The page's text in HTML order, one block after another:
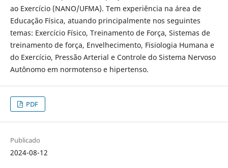
ao Exercício (NANO/UFMA). Tem experiência na área de
Educação Física, atuando principalmente nos seguintes
temas: Exercício Físico, Treinamento de Força, Sistemas de
treinamento de força, Envelhecimento, Fisiologia Humana e
do Exercício, Pressão Arterial e Controle do Sistema Nervoso
Autônomo em normotenso e hipertenso.
PDF
Publicado
2024-08-12